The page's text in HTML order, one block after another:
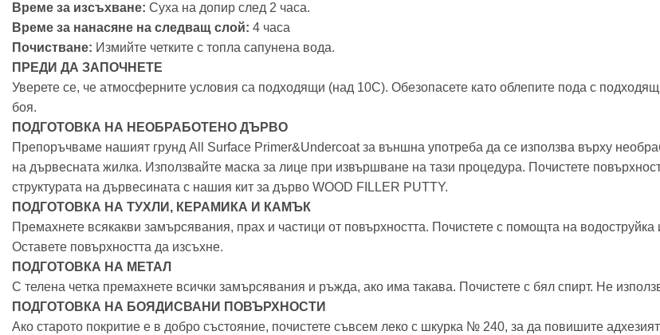
Време за изсъхване: Суха на допир след 2 часа.
Време за нанасяне на следващ слой: 4 часа
Почистване: Измийте четките с топла сапунена вода.
ПРЕДИ ДА ЗАПОЧНЕТЕ
Уверете се, че атмосферните условия са подходящи (над 10С). Обезопасете като облепите пода с
боя.
ПОДГОТОВКА НА НЕОБРАБОТЕНО ДЪРВО
Препоръчваме нашият грунд All Surface Primer&Undercoat за външна употреба да се използва върху
на дървесната жилка. Използвайте маска за лице при извършване на тази процедура. Почистете
структурата на дървесината с нашия кит за дърво WOOD FILLER PUTTY.
ПОДГОТОВКА НА ТУХЛИ, КЕРАМИКА И КАМЪК
Премахнете всякакви замърсявания, прах и частици от повърхността. Почистете с помощта на водоструйка
Оставете повърхността да изсъхне.
ПОДГОТОВКА НА МЕТАЛ
С телена четка премахнете всички замърсявания и ръжда, ако има такава. Почистете с бял спирт. Не
ПОДГОТОВКА НА БОЯДИСВАНИ ПОВЪРХНОСТИ
Ако старото покритие е в добро състояние, почистете съвсем леко с шкурка № 240, за да повишите